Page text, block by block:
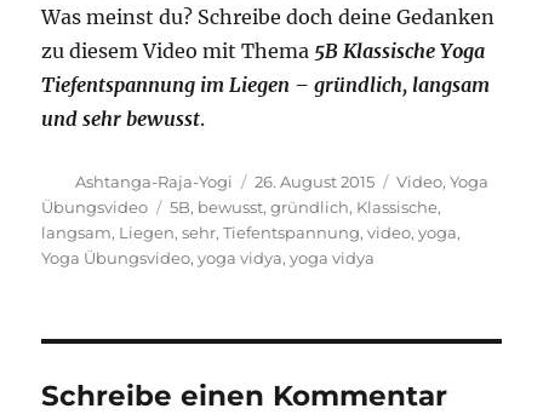
Was meinst du? Schreibe doch deine Gedanken
zu diesem Video mit Thema 5B Klassische Yoga
Tiefentspannung im Liegen – gründlich, langsam
und sehr bewusst.
Autor
Ashtanga-Raja-Yogi
Veröffentlicht
am
26. August 2015 Kategorien
Video,Yoga
Übungsvideo
Schlagwörter
5B, bewusst,gründlich, Klassische,
langsam, Liegen,sehr,Tiefentspannung,video,yoga,
Yoga Übungsvideo,yoga vidya,yoga vidya
Schreibe einen Kommentar